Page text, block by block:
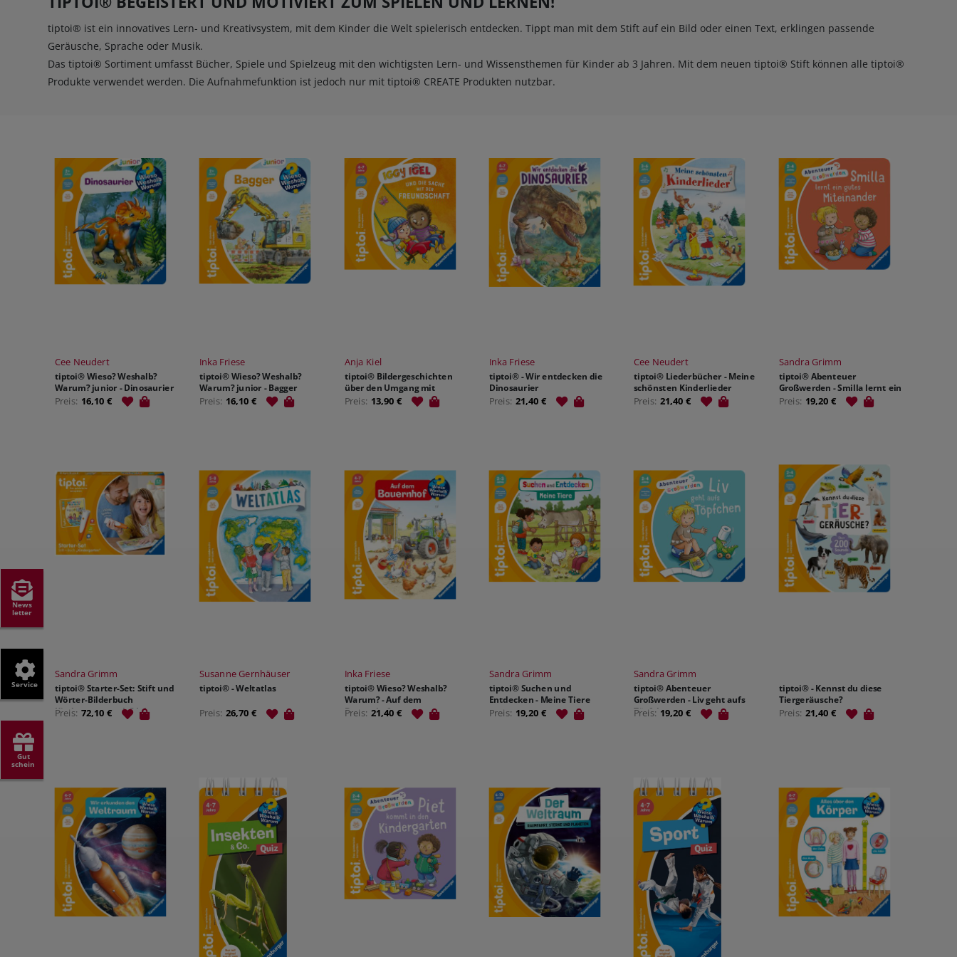
RATGEBER HOBBY
BILDBÄNDE
GESCHICHTE POLITIK & WIRTSCHAFT & GESELLSCHAFT
TYROLBUCH
PHILOSOPHIE & RELIGION
KOSMOS GECKO RUN
News
letter
Service
Gut
schein
tiptoi® ist ein innovatives Lern- und Kreativsystem, mit dem Kinder die Welt spielerisch entdecken. Tippt man mit dem Stift auf ein Bild oder einen Text, erklingen passende
Geräusche, Sprache oder Musik.
Das tiptoi® Sortiment umfasst Bücher, Spiele und Spielzeug mit den wichtigsten Lern- und Wissensthemen für Kinder ab 3 Jahren. Mit dem neuen tiptoi® Stift können alle tiptoi®
Produkte verwendet werden. Die Aufnahmefunktion ist jedoch nur mit tiptoi® CREATE Produkten nutzbar.
Cee Neudert
tiptoi® Wieso? Weshalb?
Warum? junior - Dinosaurier
Preis: 16,10 €
Inka Friese
tiptoi® Wieso? Weshalb?
Warum? junior - Bagger
Preis: 16,10 €
Anja Kiel
tiptoi® Bildergeschichten
über den Umgang mit
Gefühlen - Iggy Igel und die
Sache mit der Freundschaft
Preis: 13,90 €
Inka Friese
tiptoi® - Wir entdecken die
Dinosaurier
Preis: 21,40 €
Cee Neudert
tiptoi® Liederbücher - Meine
schönsten Kinderlieder
Preis: 21,40 €
Sandra Grimm
tiptoi® Abenteuer
Großwerden - Smilla lernt ein
gutes Miteinander
Preis: 19,20 €
Sandra Grimm
tiptoi® Starter-Set: Stift und
Wörter-Bilderbuch
Kindergarten - ab 3 Jahre
Preis: 72,10 €
Susanne Gernhäuser
tiptoi® - Weltatlas
Preis:26,70 €
Inka Friese
tiptoi® Wieso? Weshalb?
Warum? - Auf dem
Bauernhof
Preis: 21,40 €
Sandra Grimm
tiptoi® Suchen und
Entdecken - Meine Tiere
Preis: 19,20 €
Sandra Grimm
tiptoi® Abenteuer
Großwerden - Liv geht aufs
Töpfchen
Preis:19,20 €
tiptoi® - Kennst du diese
Tiergeräusche?
Preis: 21,40 €